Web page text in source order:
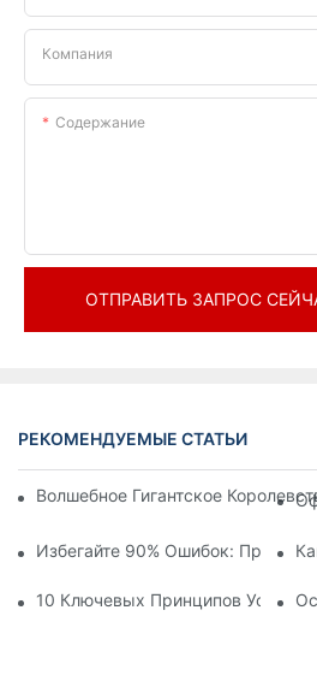
Компания
Содержание
ОТПРАВИТЬ ЗАПРОС
РЕКОМЕНДУЕМЫЕ СТАТЬИ
Волшебное Гигантское
Избегайте 90% Ошибок: При
10 Ключевых Принципов